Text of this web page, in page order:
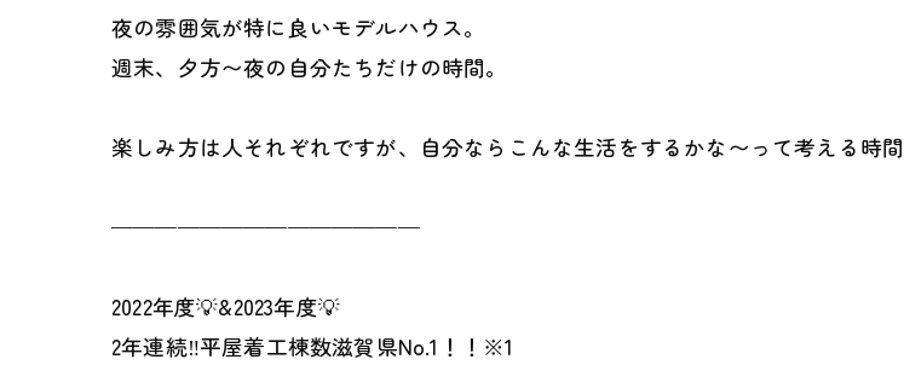
夜の雰囲気が特に良いモデルハウス。
週末、夕方〜夜の自分たちだけの時間。
楽しみ方は人それぞれですが、自分ならこんな生活をするかな〜って考える時
——————————————
2022年度💡&2023年度💡
2年連続‼︎平屋着工棟数滋賀県No.1！！※1